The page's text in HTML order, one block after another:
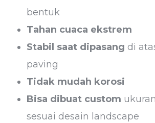
bentuk
Tahan cuaca ekstrem
Stabil saat dipasang di
paving
Tidak mudah korosi
Bisa dibuat custom
sesuai desain landscape